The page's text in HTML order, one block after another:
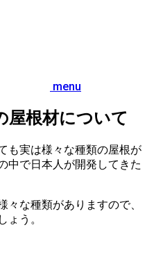
menu
屋根材について
も実は様々な種類の屋根が
中で日本人が開発してきた
な種類がありますので、
ょう。